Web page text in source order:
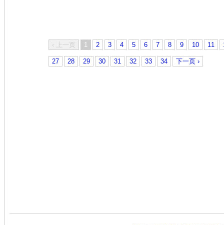
‹ 上一页 1 2 3 4 5 6 7 8 9 10 11
27 28 29 30 31 32 33 34 下一页 ›